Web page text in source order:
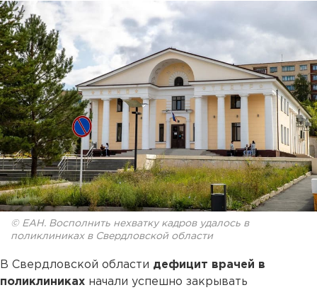
© ЕАН. Восполнить нехватку кадров удалось в
поликлиниках в Свердловской области
В Свердловской области дефицит врачей в
поликлиниках начали успешно закрывать